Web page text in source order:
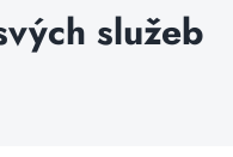
služeb